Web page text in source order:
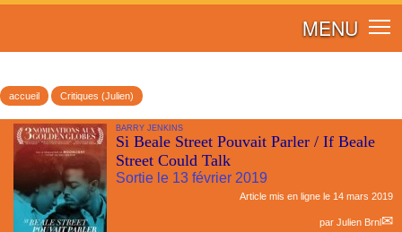
MENU
accueil Critiques (Julien)
BARRY JENKINS
Si Beale Street Pouvait Parler / If Beale
Street Could Talk
Sortie le 13 février 2019
Article mis en ligne le 14 mars 2019
par Julien Brnl